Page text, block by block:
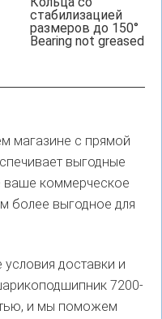
стабилизацией
размеров до 150°
Bearing not greased
магазине с прямой
выгодные
ваше коммерческое
более выгодное для
условия доставки и
7200-
и мы поможем